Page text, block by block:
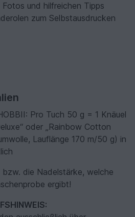
und hilfreichen Tipps
zum Selbstausdrucken
Pro Tuch 50 g = 1 Knäuel
oder „Rainbow Cotton
Lauflänge 170 m/50 g) in
bzw. die Nadelstärke, welche
ergibt!